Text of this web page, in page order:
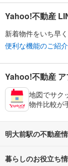
Yahoo!不動産
新着物件をいち早
便利な機能のご紹介
Yahoo!不動産 ア
地図でサク
物件比較が
明大前駅の不動産
不動産・住宅
暮らしのお役立ち